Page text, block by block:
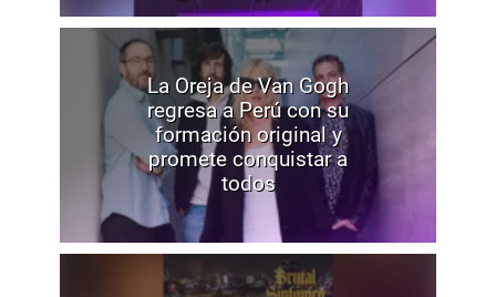
La Oreja de Van Gogh
regresa a Perú con su
formación original y
promete conquistar a
todos